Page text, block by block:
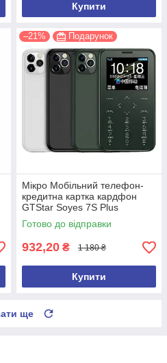
Купити
–21% Подарунок
Мікро Мобільний телефон-
кредитна картка кардфон
GTStar Soyes 7S Plus
Готово до відправки
932,20 ₴ 1 180 ₴
Купити
ще